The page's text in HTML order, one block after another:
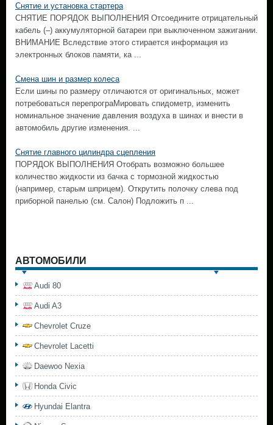
Снятие и установка стартера
СНЯТИЕ ПОРЯДОК ВЫПОЛНЕНИЯ Отсоедините отрицательный
кабель (–) аккумуляторной батареи при выключенном зажигании.
ВНИМАНИЕ Вследствие этого стирается информация из
электронных блоков памяти, ка ...
Смена шин и размер колеса
Если шины по размеру отличаются от оригинальных, может
потребоваться перепрограМировать спидометр, изменить
номинальное значение давления воздуха в шинах и внести в
автомобиль другие изменения. ...
Снятие главного цилиндра сцепления
ПОРЯДОК ВЫПОЛНЕНИЯ Отобрать возможно большее
количество жидкости из бачка с тормозной жидкостью
(например, старым шприцем). Открутить полочку слева под
приборной панелью (см. Салон) Подложить п ...
АВТОМОБИЛИ
Audi 80
Audi A3
Chevrolet Cruze
Chevrolet Lacetti
Daewoo Nexia
Honda Civic
Hyundai Elantra